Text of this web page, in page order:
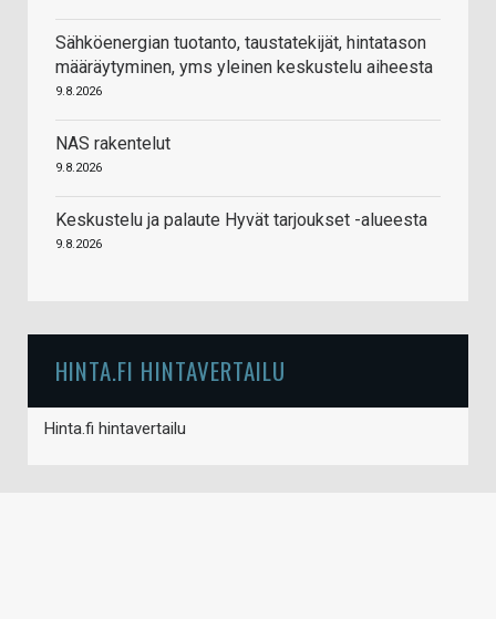
Sähköenergian tuotanto, taustatekijät, hintatason
määräytyminen, yms yleinen keskustelu aiheesta
9.8.2026
NAS rakentelut
9.8.2026
Keskustelu ja palaute Hyvät tarjoukset -alueesta
9.8.2026
HINTA.FI HINTAVERTAILU
Hinta.fi hintavertailu